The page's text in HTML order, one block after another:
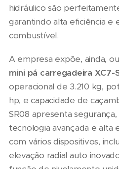
hidráulico são
garantindo alta eficiência e
combustível.
A empresa expõe, ainda,
mini pá carregadeira XC7-
operacional de 3.210 kg,
hp, e capacidade de
SR08 apresenta
tecnologia avançada e alta
com vários dispositivos,
elevação radial auto